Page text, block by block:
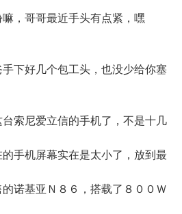
，哥哥最近手头有点紧，嘿
好几个包工头，也没少给你塞
尼爱立信的手机了，不是十几
手机屏幕实在是太小了，放到最
诺基亚Ｎ８６，搭载了８００Ｗ